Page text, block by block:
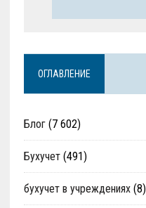
ОГЛАВЛЕНИЕ
Блог(7 602)
Бухучет(491)
бухучет в учреждениях(8)